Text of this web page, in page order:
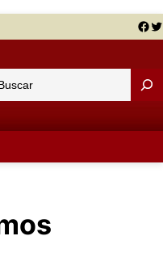
Facebook Twitter